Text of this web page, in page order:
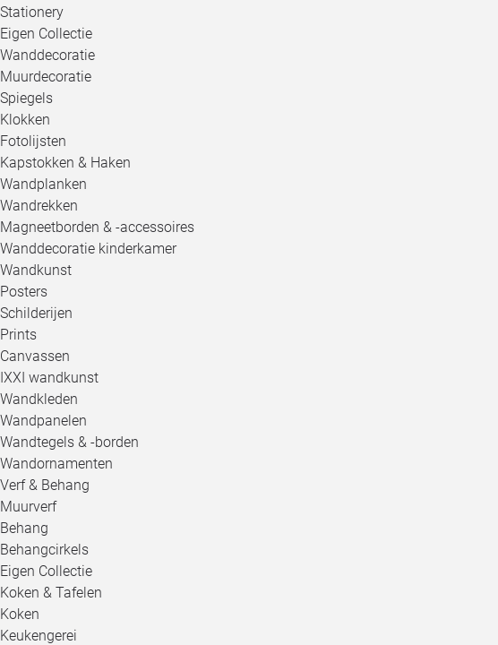
Stationery
Eigen Collectie
Wanddecoratie
Muurdecoratie
Spiegels
Klokken
Fotolijsten
Kapstokken & Haken
Wandplanken
Wandrekken
Magneetborden & -accessoires
Wanddecoratie kinderkamer
Wandkunst
Posters
Schilderijen
Prints
Canvassen
IXXI wandkunst
Wandkleden
Wandpanelen
Wandtegels & -borden
Wandornamenten
Verf & Behang
Muurverf
Behang
Behangcirkels
Eigen Collectie
Koken & Tafelen
Koken
Keukengerei